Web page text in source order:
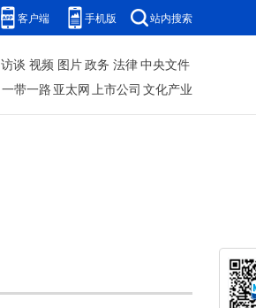
客户端 手机版 站内搜索
访谈 视频 图片政务 法律中央文件
一带一路 亚太网上市公司 文化产业